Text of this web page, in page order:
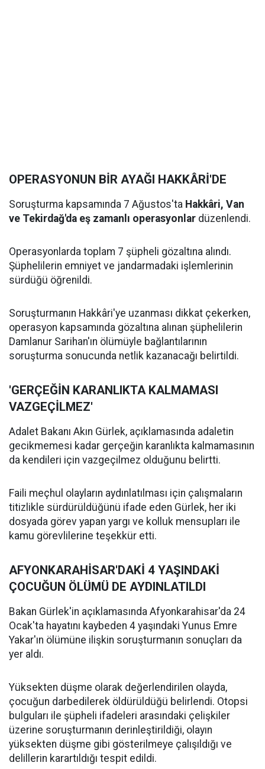
OPERASYONUN BİR AYAĞI HAKKÂRİ'DE
Soruşturma kapsamında 7 Ağustos'ta Hakkâri, Van
ve Tekirdağ'da eş zamanlı operasyonlar düzenlendi.
Operasyonlarda toplam 7 şüpheli gözaltına alındı.
Şüphelilerin emniyet ve jandarmadaki işlemlerinin
sürdüğü öğrenildi.
Soruşturmanın Hakkâri'ye uzanması dikkat çekerken,
operasyon kapsamında gözaltına alınan şüphelilerin
Damlanur Sarihan'ın ölümüyle bağlantılarının
soruşturma sonucunda netlik kazanacağı belirtildi.
'GERÇEĞİN KARANLIKTA KALMAMASI
VAZGEÇİLMEZ'
Adalet Bakanı Akın Gürlek, açıklamasında adaletin
gecikmemesi kadar gerçeğin karanlıkta kalmamasının
da kendileri için vazgeçilmez olduğunu belirtti.
Faili meçhul olayların aydınlatılması için çalışmaların
titizlikle sürdürüldüğünü ifade eden Gürlek, her iki
dosyada görev yapan yargı ve kolluk mensupları ile
kamu görevlilerine teşekkür etti.
AFYONKARAHİSAR'DAKİ 4 YAŞINDAKİ
ÇOCUĞUN ÖLÜMÜ DE AYDINLATILDI
Bakan Gürlek'in açıklamasında Afyonkarahisar'da 24
Ocak'ta hayatını kaybeden 4 yaşındaki Yunus Emre
Yakar'ın ölümüne ilişkin soruşturmanın sonuçları da
yer aldı.
Yüksekten düşme olarak değerlendirilen olayda,
çocuğun darbedilerek öldürüldüğü belirlendi. Otopsi
bulguları ile şüpheli ifadeleri arasındaki çelişkiler
üzerine soruşturmanın derinleştirildiği, olayın
yüksekten düşme gibi gösterilmeye çalışıldığı ve
delillerin karartıldığı tespit edildi.